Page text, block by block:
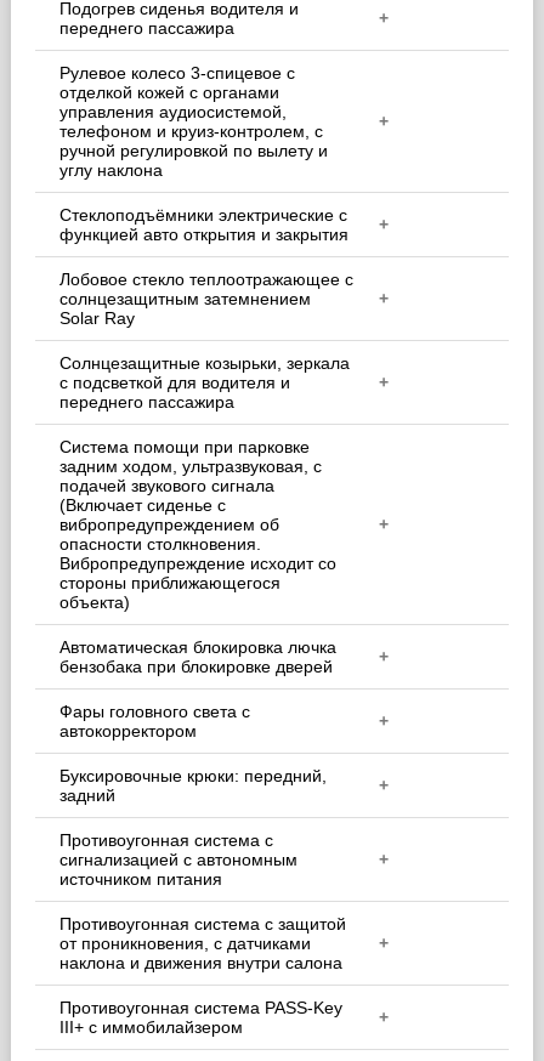
Подогрев сиденья водителя и
переднего пассажира
+
Рулевое колесо 3-спицевое с
отделкой кожей с органами
управления аудиосистемой,
телефоном и круиз-контролем, с
ручной регулировкой по вылету и
углу наклона
+
Стеклоподъёмники электрические с
функцией авто открытия и закрытия
+
Лобовое стекло теплоотражающее с
солнцезащитным затемнением
Solar Ray
+
Солнцезащитные козырьки, зеркала
с подсветкой для водителя и
переднего пассажира
+
Система помощи при парковке
задним ходом, ультразвуковая, с
подачей звукового сигнала
(Включает сиденье с
вибропредупреждением об
опасности столкновения.
Вибропредупреждение исходит со
стороны приближающегося
объекта)
+
Автоматическая блокировка лючка
бензобака при блокировке дверей
+
Фары головного света с
автокорректором
+
Буксировочные крюки: передний,
задний
+
Противоугонная система с
сигнализацией с автономным
источником питания
+
Противоугонная система с защитой
от проникновения, с датчиками
наклона и движения внутри салона
+
Противоугонная система PASS-Key
III+ с иммобилайзером
+